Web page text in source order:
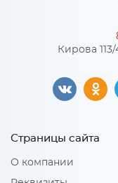
Особенности
Количество упаковок:
Материал 2: МДФ
Кирова 113/
Страницы сайта
О компании